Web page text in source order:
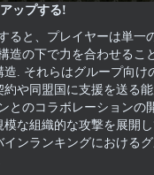
ップする!
ると、プレイヤーは単一
造の下で力を合わせるこ
造. それらはグループ向け
や同盟国に支援を送る
とのコラボレーションの
模な組織的な攻撃を展開
ンランキングにおける